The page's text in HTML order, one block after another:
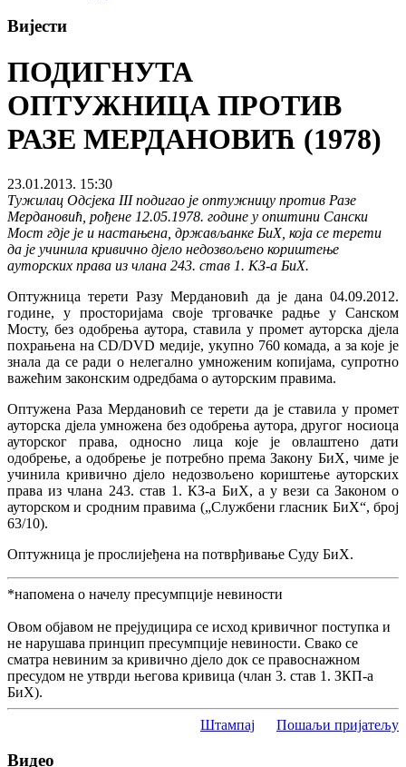
Вијести
ПОДИГНУТА
ОПТУЖНИЦА ПРОТИВ
РАЗЕ МЕРДАНОВИЋ (1978)
23.01.2013. 15:30
Тужилац Одсјека III подигао је оптужницу против Разе
Мердановић, рођене 12.05.1978. године у општини Сански
Мост гдје је и настањена, држављанке БиХ, која се терети
да је учинила кривично дјело недозвољено кориштење
ауторских права из члана 243. став 1. КЗ-а БиХ.
Оптужница терети Разу Мердановић да је дана 04.09.2012.
године, у просторијама своје трговачке радње у Санском
Мосту, без одобрења аутора, ставила у промет ауторска дјела
похрањена на CD/DVD медије, укупно 760 комада, а за које је
знала да се ради о нелегално умноженим копијама, супротно
важећим законским одредбама о ауторским правима.
Оптужена Раза Мердановић се терети да је ставила у промет
ауторска дјела умножена без одобрења аутора, другог носиоца
ауторског права, односно лица које је овлаштено дати
одобрење, а одобрење је потребно према Закону БиХ, чиме је
учинила кривично дјело недозвољено кориштење ауторских
права из члана 243. став 1. КЗ-а БиХ, а у вези са Законом о
ауторском и сродним правима („Службени гласник БиХ“, број
63/10).
Оптужница је прослијеђена на потврђивање Суду БиХ.
*напомена о начелу пресумпције невиности
Овом објавом не прејудицира се исход кривичног поступка и
не нарушава принцип пресумпције невиности. Свако се
сматра невиним за кривично дјело док се правоснажном
пресудом не утврди његова кривица (члан 3. став 1. ЗКП-а
БиХ).
Штампај Пошаљи пријатељу
Видео